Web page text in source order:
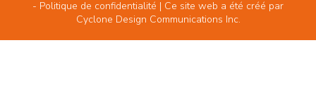
- Politique de confidentialité | Ce site web a été créé par
Cyclone Design Communications Inc.